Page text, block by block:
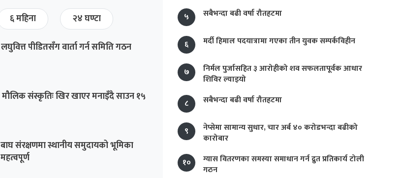
६ महिना २४ घण्टा
लघुवित्त पीडितसँग वार्ता गर्न समिति गठन
मौलिक संस्कृतिः खिर खाएर मनाइँदै साउन १५
बाघ संरक्षणमा स्थानीय समुदायको भूमिका
महत्वपूर्ण
५
सबैभन्दा बढी वर्षा रौतहटमा
६ मर्दी हिमाल पदयात्रामा गएका तीन युवक सम्पर्कविहीन
७
निर्मल पुर्जासहित ३ आरोहीको शव सफलतापूर्वक आधार
शिविर ल्याइयो
८
सबैभन्दा बढी वर्षा रौतहटमा
९
नेप्सेमा सामान्य सुधार, चार अर्ब ४० करोडभन्दा बढीको
कारोबार
१०
ग्यास वितरणका समस्या समाधान गर्न द्रुत प्रतिकार्य टोली
गठन